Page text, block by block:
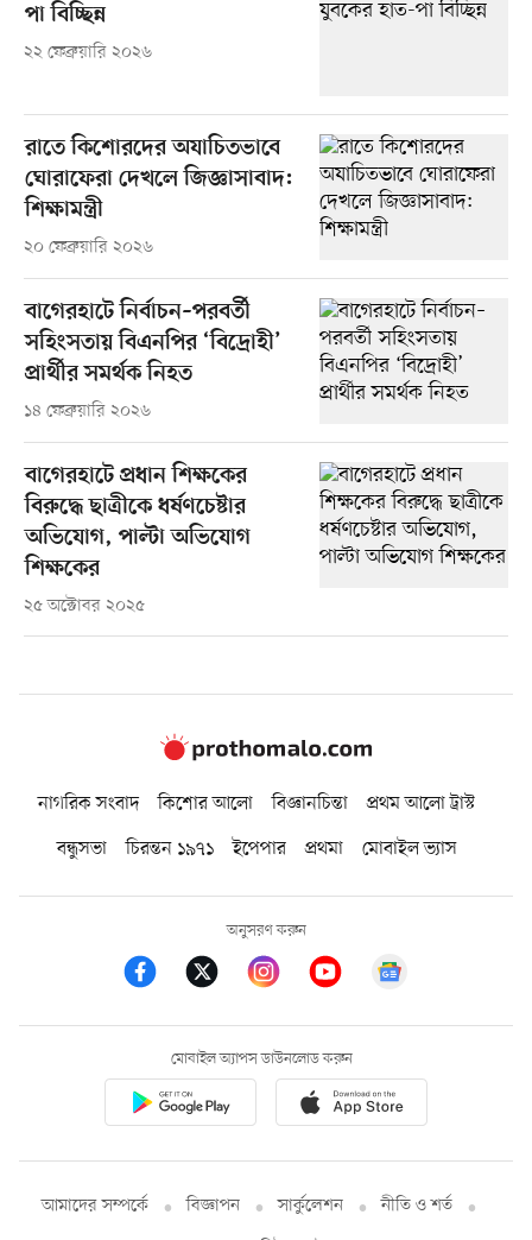
পা বিচ্ছিন্ন
২২ ফেব্রুয়ারি ২০২৬
রাতে কিশোরদের অযাচিতভাবে
ঘোরাফেরা দেখলে জিজ্ঞাসাবাদ:
শিক্ষামন্ত্রী
২০ ফেব্রুয়ারি ২০২৬
বাগেরহাটে নির্বাচন–পরবর্তী
সহিংসতায় বিএনপির ‘বিদ্রোহী’
প্রার্থীর সমর্থক নিহত
১৪ ফেব্রুয়ারি ২০২৬
বাগেরহাটে প্রধান শিক্ষকের
বিরুদ্ধে ছাত্রীকে ধর্ষণচেষ্টার
অভিযোগ, পাল্টা অভিযোগ
শিক্ষকের
২৫ অক্টোবর ২০২৫
নাগরিক সংবাদ কিশোর আলো বিজ্ঞানচিন্তা
প্রথম আলো ট্রাস্ট
বন্ধুসভা
চিরন্তন ১৯৭১ ইপেপার প্রথমা মোবাইল ভ্যাস
অনুসরণ করুন
মোবাইল অ্যাপস ডাউনলোড করুন
আমাদের সম্পর্কে বিজ্ঞাপন সার্কুলেশন
নীতি ও শর্ত